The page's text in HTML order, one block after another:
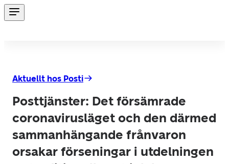
Aktuellt hos Posti
Posttjänster: Det försämrade
coronavirusläget och den därmed
sammanhängande frånvaron
orsakar förseningar i utdelningen